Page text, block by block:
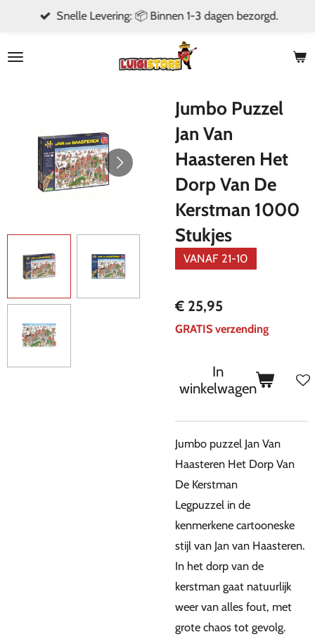
naar
Snelle Levering: 📦 Binnen 1-3 dagen bezorgd.
Jumbo Puzzel
Jan Van
Haasteren Het
Dorp Van De
Kerstman 1000
Stukjes
VANAF 21-10
€ 25,95
GRATIS verzending
In
winkelwagen
Jumbo puzzel Jan Van
Haasteren Het Dorp Van
De Kerstman
Legpuzzel in de
kenmerkene cartooneske
stijl van Jan van Haasteren.
In het dorp van de
kerstman gaat natuurlijk
weer van alles fout, met
grote chaos tot gevolg.